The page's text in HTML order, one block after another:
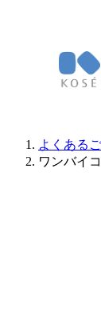
よくある
ワンバイ